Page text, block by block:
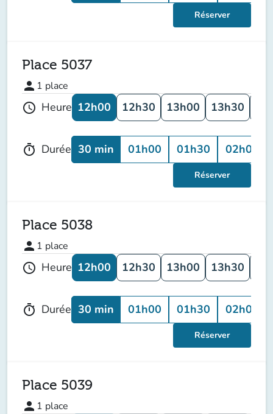
Réserver
Place 5037
person 1 place
schedule Heure 12h00 12h30 13h00 13h30
timer Durée 30 min 01h00 01h30 02h00
Réserver
Place 5038
person 1 place
schedule Heure 12h00 12h30 13h00 13h30
timer Durée 30 min 01h00 01h30 02h00
Réserver
Place 5039
person 1 place